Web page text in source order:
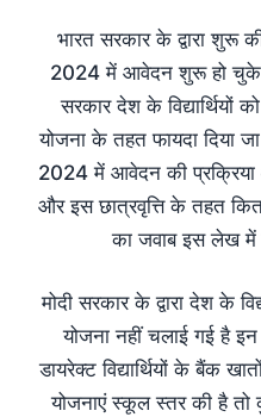
भारत सरकार के द्वारा शुरू
2024 में आवेदन शुरू हो चुके
सरकार देश के विद्यार्थियों
योजना के तहत फायदा दिया
2024 में आवेदन की प्रक्रिया
और इस छात्रवृत्ति के तहत
का जवाब इस लेख में
मोदी सरकार के द्वारा देश के
योजना नहीं चलाई गई है
डायरेक्ट विद्यार्थियों के बैंक
योजनाएं स्कूल स्तर की है